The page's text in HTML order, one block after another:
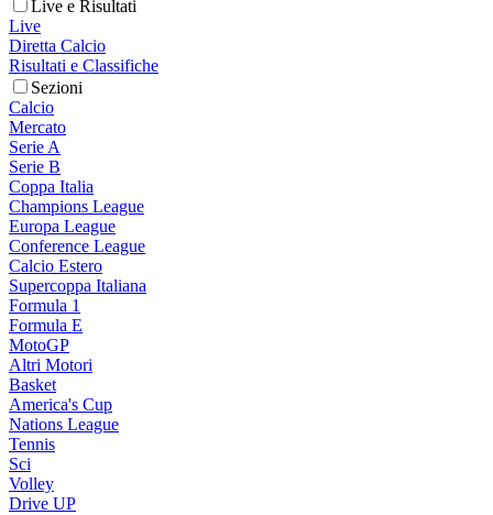
Live e Risultati
Live
Diretta Calcio
Risultati e Classifiche
Sezioni
Calcio
Mercato
Serie A
Serie B
Coppa Italia
Champions League
Europa League
Conference League
Calcio Estero
Supercoppa Italiana
Formula 1
Formula E
MotoGP
Altri Motori
Basket
America's Cup
Nations League
Tennis
Sci
Volley
Drive UP